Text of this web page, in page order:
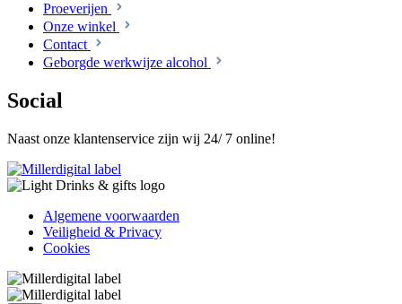
Proeverijen
Onze winkel
Contact
Geborgde werkwijze alcohol
Social
Naast onze klantenservice zijn wij 24/ 7 online!
Algemene voorwaarden
Veiligheid & Privacy
Cookies